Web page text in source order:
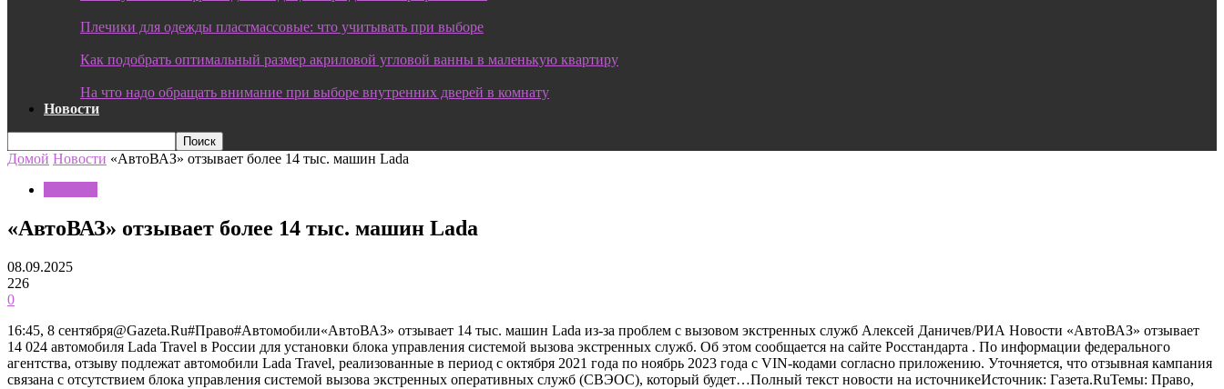
Плечики для одежды пластмассовые: что учитывать при выборе
Как подобрать оптимальный размер акриловой угловой ванны в маленькую квартиру
На что надо обращать внимание при выборе внутренних дверей в комнату
Новости
Домой Новости «АвтоВАЗ» отзывает более 14 тыс. машин Lada
«АвтоВАЗ» отзывает более 14 тыс. машин Lada
08.09.2025
226
0
16:45, 8 сентября@Gazeta.Ru#Право#Автомобили«АвтоВАЗ» отзывает 14 тыс. машин Lada из-за проблем с вызовом экстренных служб Алексей Даничев/РИА Новости «АвтоВАЗ» отзывает
14 024 автомобиля Lada Travel в России для установки блока управления системой вызова экстренных служб. Об этом сообщается на сайте Росстандарта . По информации федерального
агентства, отзыву подлежат автомобили Lada Travel, реализованные в период с октября 2021 года по ноябрь 2023 года с VIN-кодами согласно приложению. Уточняется, что отзывная кампания
связана с отсутствием блока управления системой вызова экстренных оперативных служб (СВЭОС), который будет…Полный текст новости на источникеИсточник: Газета.RuТемы: Право,